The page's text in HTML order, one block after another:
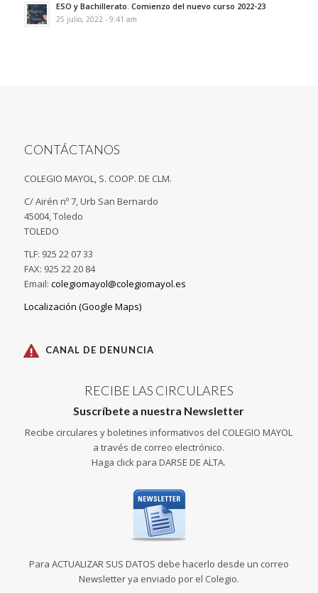
ESO y Bachillerato. Comienzo del nuevo curso 2022-23
25 julio, 2022 - 9:41 am
CONTÁCTANOS
COLEGIO MAYOL, S. COOP. DE CLM.
C/ Airén nº 7, Urb San Bernardo
45004, Toledo
TOLEDO
TLF: 925 22 07 33
FAX: 925 22 20 84
Email: colegiomayol@colegiomayol.es
Localización (Google Maps)
CANAL DE DENUNCIA
RECIBE LAS CIRCULARES
Suscríbete a nuestra Newsletter
Recibe circulares y boletines informativos del COLEGIO MAYOL
a través de correo electrónico.
Haga click para DARSE DE ALTA.
Para ACTUALIZAR SUS DATOS debe hacerlo desde un correo
Newsletter ya enviado por el Colegio.